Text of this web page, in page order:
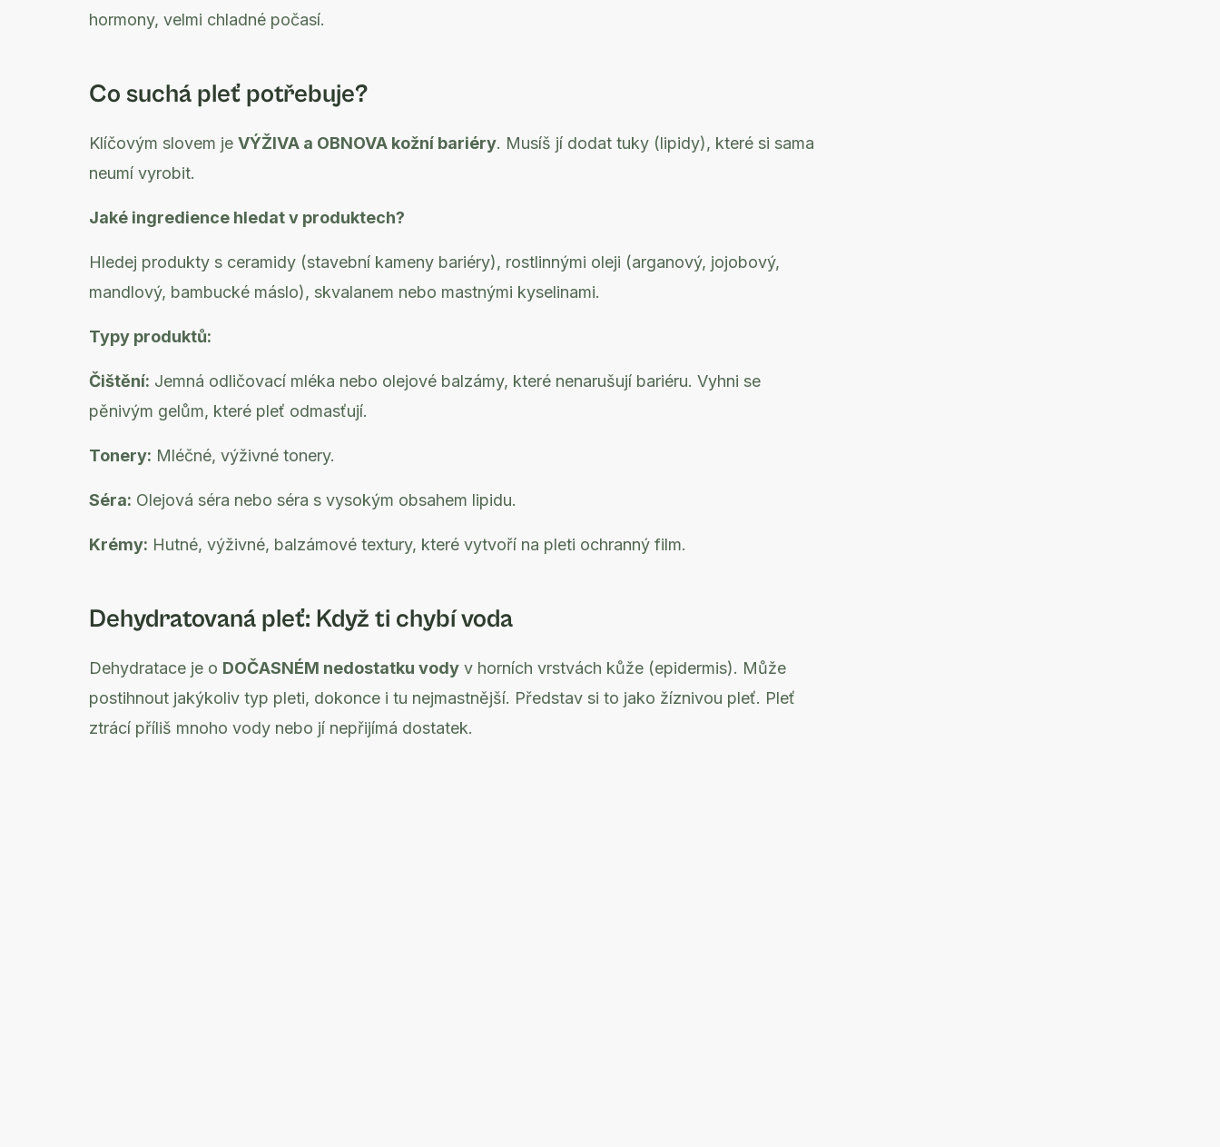
hormony, velmi chladné počasí.
Co suchá pleť potřebuje?
Klíčovým slovem je VÝŽIVA a OBNOVA kožní bariéry. Musíš jí dodat tuky (lipidy), které si sama
neumí vyrobit.
Jaké ingredience hledat v produktech?
Hledej produkty s ceramidy (stavební kameny bariéry), rostlinnými oleji (arganový, jojobový,
mandlový, bambucké máslo), skvalanem nebo mastnými kyselinami.
Typy produktů:
Čištění: Jemná odličovací mléka nebo olejové balzámy, které nenarušují bariéru. Vyhni se
pěnivým gelům, které pleť odmasťují.
Tonery: Mléčné, výživné tonery.
Séra: Olejová séra nebo séra s vysokým obsahem lipidu.
Krémy: Hutné, výživné, balzámové textury, které vytvoří na pleti ochranný film.
Dehydratovaná pleť: Když ti chybí voda
Dehydratace je o DOČASNÉM nedostatku vody v horních vrstvách kůže (epidermis). Může
postihnout jakýkoliv typ pleti, dokonce i tu nejmastnější. Představ si to jako žíznivou pleť. Pleť
ztrácí příliš mnoho vody nebo jí nepřijímá dostatek.